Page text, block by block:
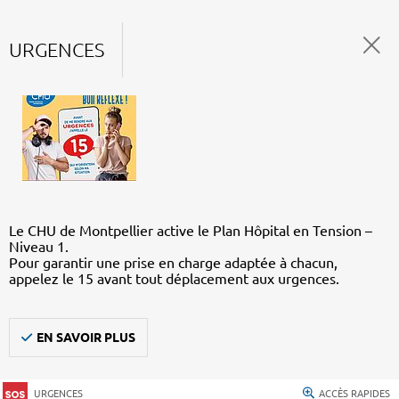
URGENCES
Le CHU de Montpellier active le Plan Hôpital en Tension –
Niveau 1.
Pour garantir une prise en charge adaptée à chacun,
appelez le 15 avant tout déplacement aux urgences.
EN SAVOIR PLUS
URGENCES ACCÈS RAPIDES